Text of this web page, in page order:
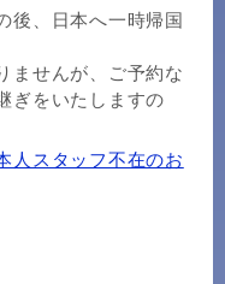
後、日本へ一時帰国
ませんが、ご予約な
ぎをいたしますの
人スタッフ不在のお